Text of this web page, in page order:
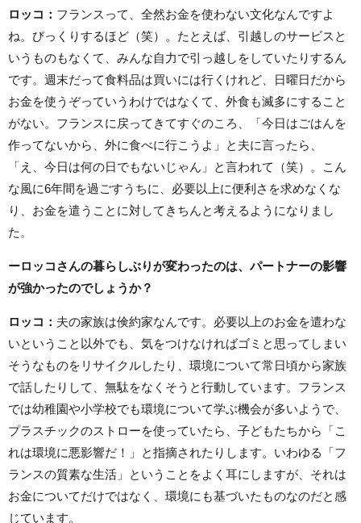
ロッコ ： フランスって、全然お金を使わない文化なんですよ
ね。びっくりするほど（笑）。たとえば、引越しのサービスと
いうものもなくて、みんな自力で引っ越しをしていたりするん
です。週末だって食料品は買いには行くけれど、日曜日だから
お金を使うぞっていうわけではなくて、外食も滅多にすること
がない。フランスに戻ってきてすぐのころ、「今日はごはんを
作ってないから、外に食べに行こうよ」と夫に言ったら、
「え、今日は何の日でもないじゃん」と言われて（笑）。こん
な風に6年間を過ごすうちに、必要以上に便利さを求めなくな
り、お金を遣うことに対してきちんと考えるようになりまし
た。
ーロッコさんの暮らしぶりが変わったのは、パートナーの影響
が強かったのでしょうか？
ロッコ ： 夫の家族は倹約家なんです。必要以上のお金を遣わな
いということ以外でも、気をつけなければゴミと思ってしまい
そうなものをリサイクルしたり、環境について常日頃から家族
で話したりして、無駄をなくそうと行動しています。フランス
では幼稚園や小学校でも環境について学ぶ機会が多いようで、
プラスチックのストローを使っていたら、子どもたちから「こ
れは環境に悪影響だ！」と指摘されたりします。いわゆる「フ
ランスの質素な生活」ということをよく耳にしますが、それは
お金についてだけではなく、環境にも基づいたものなのだと感
じています。